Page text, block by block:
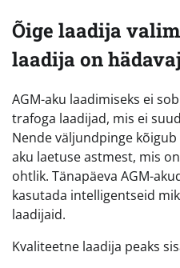
Õige laadija
laadija on
AGM-aku laadimiseks ei
trafoga laadijad, mis ei
Nende väljundpinge
aku laetuse astmest, mis
ohtlik. Tänapäeva AGM-
kasutada intelligentseid
laadijaid.
Kvaliteetne laadija peaks